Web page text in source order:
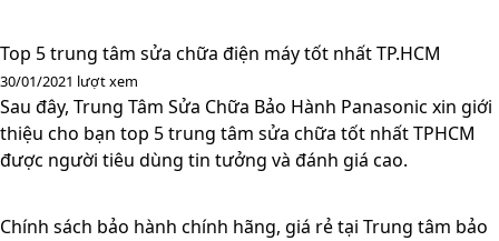
Top 5 trung tâm sửa chữa điện máy tốt nhất TP.HCM
30/01/2021 lượt xem
Sau đây, Trung Tâm Sửa Chữa Bảo Hành Panasonic xin giới
thiệu cho bạn top 5 trung tâm sửa chữa tốt nhất TPHCM
được người tiêu dùng tin tưởng và đánh giá cao.
Chính sách bảo hành chính hãng, giá rẻ tại Trung tâm bảo